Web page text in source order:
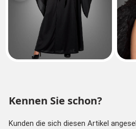
Kennen Sie schon?
Kunden die sich diesen Artikel